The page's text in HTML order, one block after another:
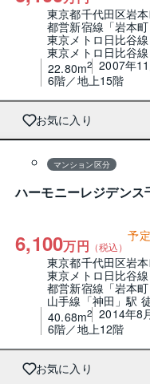
東京都千代田区岩
都営新宿線「岩本
東京メトロ日比谷
東京メトロ日比谷
22.80m2 2007年
6階／地上15階
お気に入り
マンション区分
ハーモニーレジデンス
6,100万円 （税込）
予
東京都千代田区岩
東京メトロ日比谷
都営新宿線「岩本
山手線「神田」駅
40.68m2 2014年8
6階／地上12階
お気に入り